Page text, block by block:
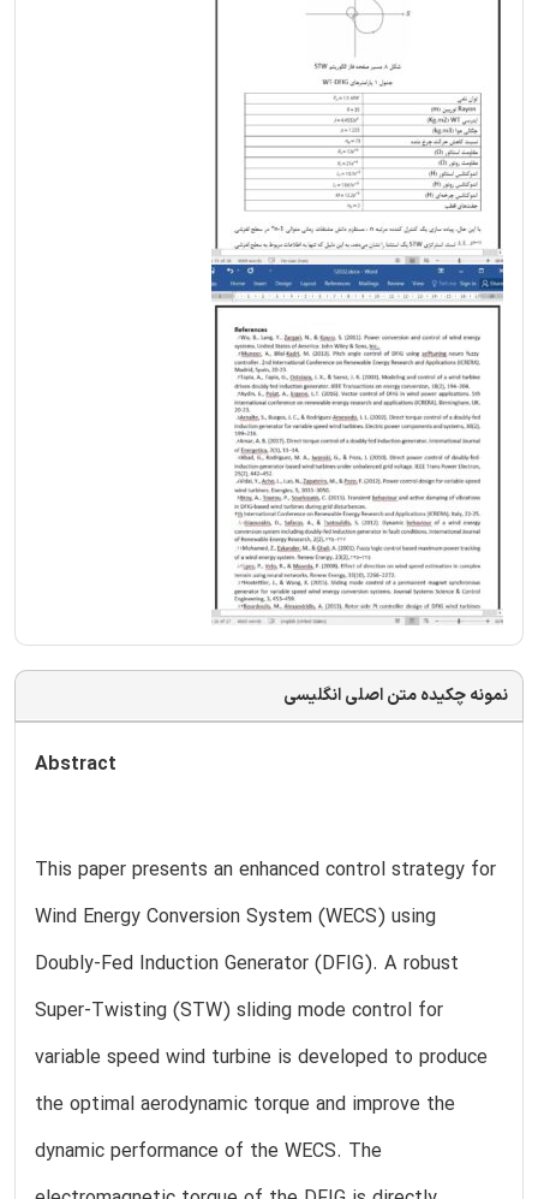
نمونه چکیده متن اصلی انگلیسی
Abstract
This paper presents an enhanced control strategy for
Wind Energy Conversion System (WECS) using
Doubly-Fed Induction Generator (DFIG). A robust
Super-Twisting (STW) sliding mode control for
variable speed wind turbine is developed to produce
the optimal aerodynamic torque and improve the
dynamic performance of the WECS. The